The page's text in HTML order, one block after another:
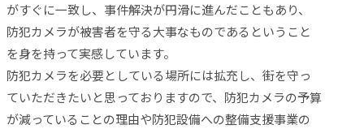
がすぐに一致し、事件解決が円滑に進んだこともあり、
防犯カメラが被害者を守る大事なものであるということ
を身を持って実感しています。
防犯カメラを必要としている場所には拡充し、街を守っ
ていただきたいと思っておりますので、防犯カメラの予算
が減っていることの理由や防犯設備への整備支援事業の